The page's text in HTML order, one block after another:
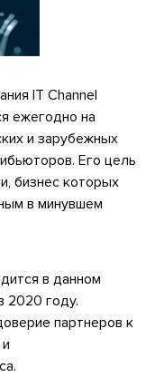
IT Channel
ежегодно на
и зарубежных
Его цель
бизнес которых
в минувшем
в данном
2020 году.
партнеров к